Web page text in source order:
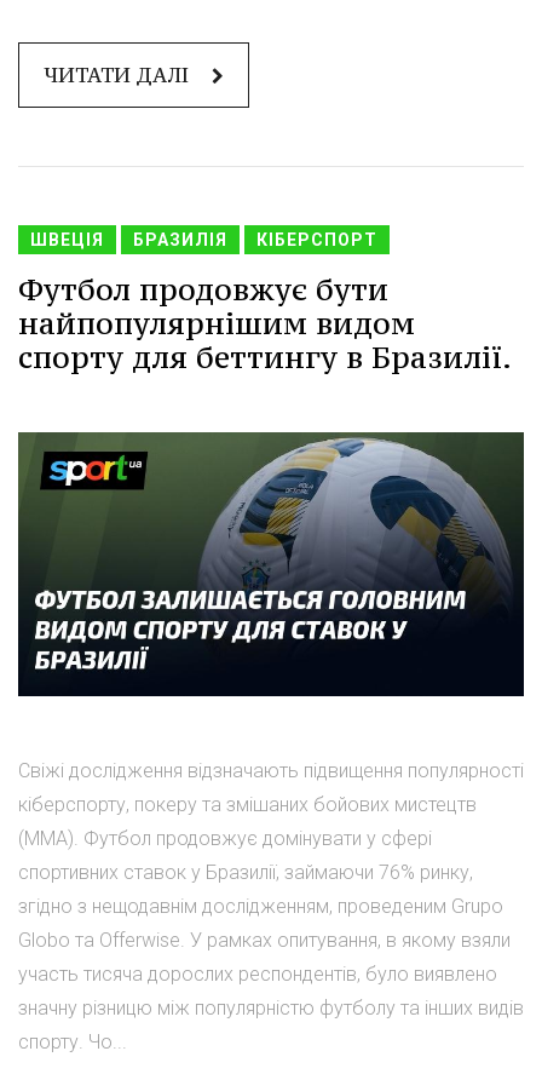
ЧИТАТИ ДАЛІ
ШВЕЦІЯ БРАЗИЛІЯ КІБЕРСПОРТ
Футбол продовжує бути
найпопулярнішим видом
спорту для беттингу в Бразилії.
Свіжі дослідження відзначають підвищення популярності
кіберспорту, покеру та змішаних бойових мистецтв
(ММА). Футбол продовжує домінувати у сфері
спортивних ставок у Бразилії, займаючи 76% ринку,
згідно з нещодавнім дослідженням, проведеним Grupo
Globo та Offerwise. У рамках опитування, в якому взяли
участь тисяча дорослих респондентів, було виявлено
значну різницю між популярністю футболу та інших видів
спорту. Чо...